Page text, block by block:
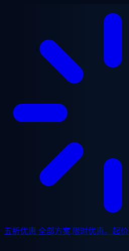
五折优惠 全部方案,限时优惠。起价